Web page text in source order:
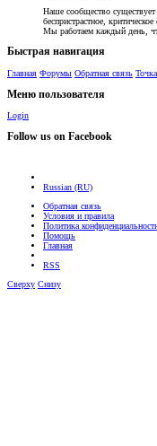
Наше сообщество
беспристрастное,
Мы работаем каждый день,
Быстрая навигация
Главная Форумы Обратная связь
Меню пользователя
Login
Follow us on Facebook
Russian (RU)
Обратная связь
Условия и правила
Политика
Помощь
Главная
RSS
Сверху Снизу